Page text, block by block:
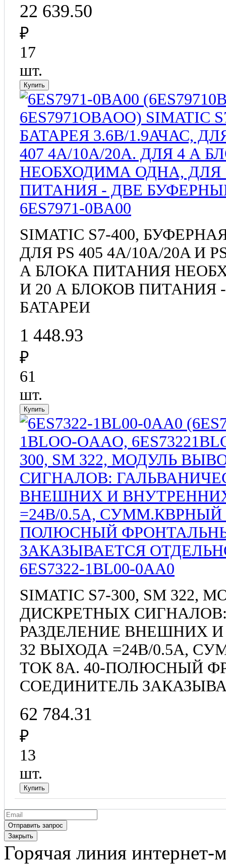
22 639.50
₽
17
шт.
6ES7971-0BA00
SIMATIC S7-400,
ДЛЯ PS 405 4A/10A/20A И
А БЛОКА ПИТАНИЯ
И 20 А БЛОКОВ ПИТАНИЯ
БАТАРЕИ
1 448.93
₽
61
шт.
6ES7322-1BL00-0AA0
SIMATIC S7-300, SM 322,
ДИСКРЕТНЫХ
РАЗДЕЛЕНИЕ ВНЕШНИХ
32 ВЫХОДА =24В/0.5A,
ТОК 8А. 40-ПОЛЮСНЫЙ
СОЕДИНИТЕЛЬ
62 784.31
₽
13
шт.
Закрыть
Горячая линия интернет-